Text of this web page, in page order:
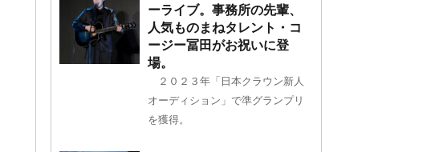
ーライブ。事務所の先輩、
人気ものまねタレント・コ
ージー冨田がお祝いに登
場。
２０２３年「日本クラウン新人
オーディション」で準グランプリ
を獲得。